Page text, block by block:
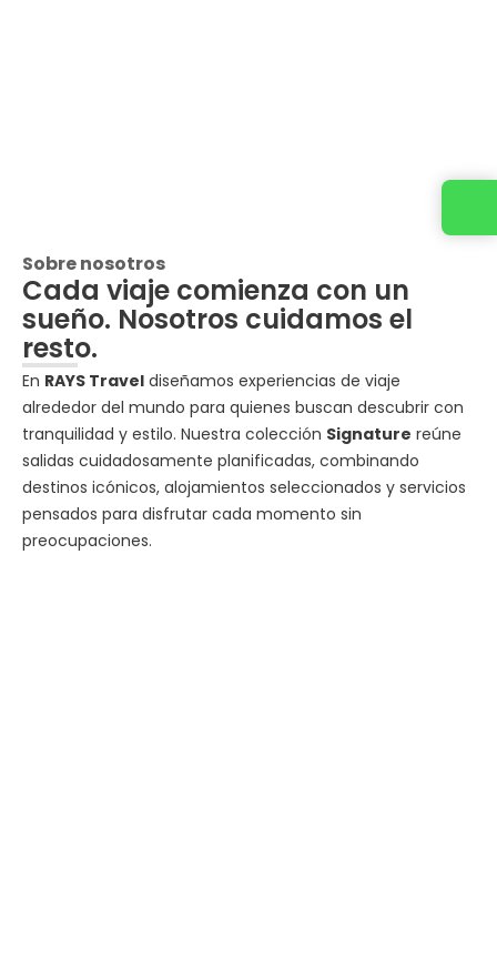
Sobre nosotros
Cada viaje comienza con un
sueño. Nosotros cuidamos el
resto.
En RAYS Travel diseñamos experiencias de viaje
alrededor del mundo para quienes buscan descubrir con
tranquilidad y estilo. Nuestra colección Signature reúne
salidas cuidadosamente planificadas, combinando
destinos icónicos, alojamientos seleccionados y servicios
pensados para disfrutar cada momento sin
preocupaciones.